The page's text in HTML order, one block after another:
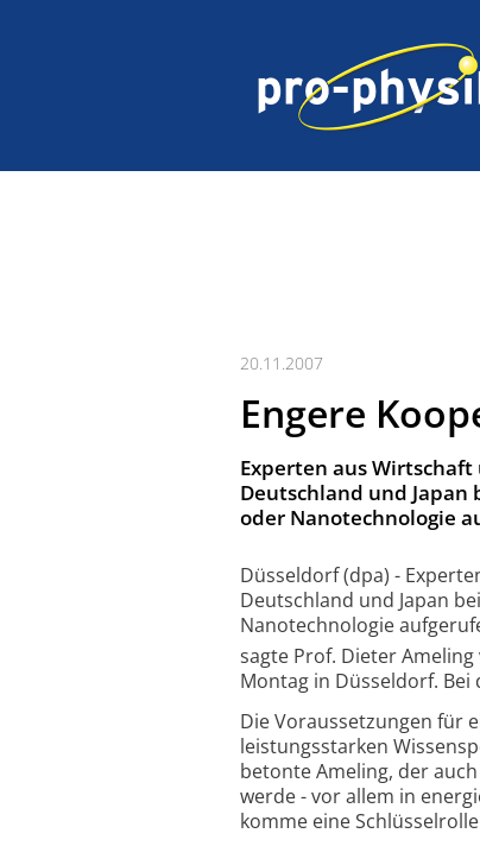
20.11.2007
Engere
Experten aus
Deutschland und Japan
oder Nanotechnologie
Düsseldorf (dpa) -
Deutschland und Japan
Nanotechnologie
sagte Prof. Dieter
Montag in Düsseldorf.
Die Voraussetzungen für
leistungsstarken
betonte Ameling, der
werde - vor allem in
komme eine